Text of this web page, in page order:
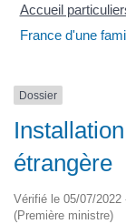
Accueil
France d'une
Dossier
étrangère
Vérifié le 05/07/
(Première ministre)